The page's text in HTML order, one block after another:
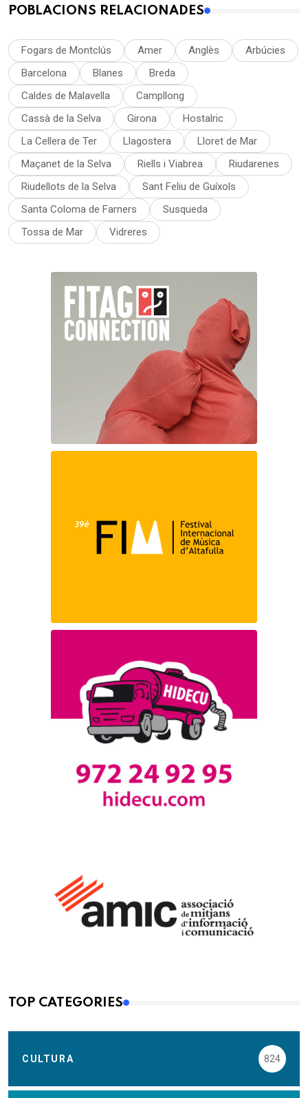
POBLACIONS RELACIONADES
Fogars de Montclús Amer Anglès
Arbúcies
Barcelona
Blanes
Breda
Caldes de Malavella
Campllong
Cassà de la Selva
Girona
Hostalric
La Cellera de Ter
Llagostera
Lloret de Mar
Maçanet de la Selva
Riells i Viabrea
Riudarenes
Riudellots de la Selva
Sant Feliu de Guíxols
Santa Coloma de Farners
Susqueda
Tossa de Mar
Vidreres
TOP CATEGORIES
CULTURA 824